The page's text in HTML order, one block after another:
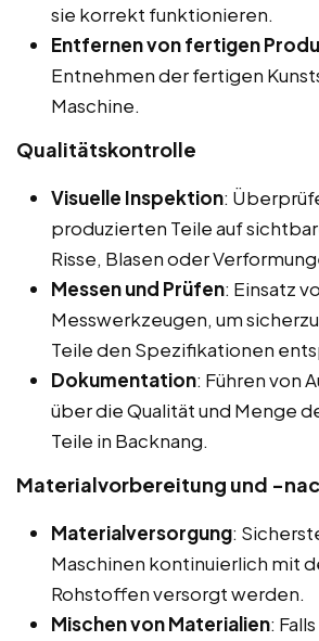
sie korrekt funktionieren.
Entfernen von fertigen
Entnehmen der fertigen
Maschine.
Qualitätskontrolle
Visuelle Inspektion:
produzierten Teile auf
Risse, Blasen oder
Messen und Prüfen: Einsatz
Messwerkzeugen, um
Teile den Spezifikationen
Dokumentation: Führen von
über die Qualität und Menge
Teile in Backnang.
Materialvorbereitung und -
Materialversorgung:
Maschinen kontinuierlich mit
Rohstoffen versorgt werden.
Mischen von Materialien: